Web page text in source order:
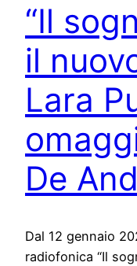
“Il
il
Lara
De
Dal 12 gennaio
radiofonica “Il